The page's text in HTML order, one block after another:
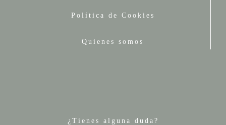
Política de Cookies
Quienes somos
¿Tienes alguna duda?